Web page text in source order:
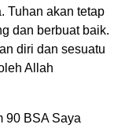
Tuhan akan tetap
dan berbuat baik.
diri dan sesuatu
Allah
90 BSA Saya